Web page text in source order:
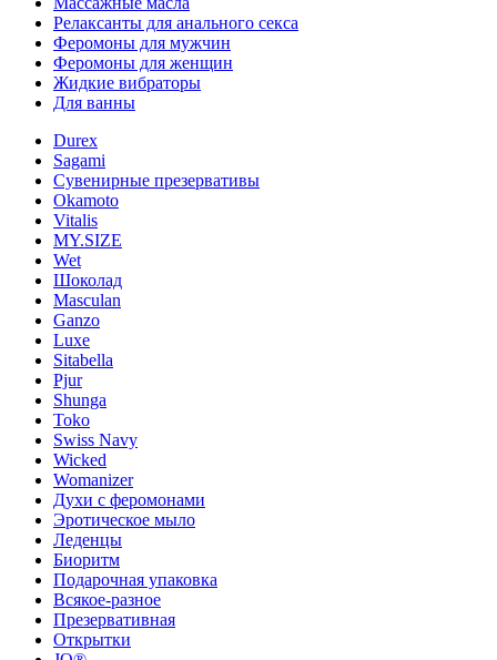
Релаксанты для анального секса
Феромоны для мужчин
Феромоны для женщин
Жидкие вибраторы
Для ванны
Durex
Sagami
Сувенирные презервативы
Okamoto
Vitalis
MY.SIZE
Wet
Шоколад
Masculan
Ganzo
Luxe
Sitabella
Pjur
Shunga
Toko
Swiss Navy
Wicked
Womanizer
Духи с феромонами
Эротическое мыло
Леденцы
Биоритм
Подарочная упаковка
Всякое-разное
Презервативная
Открытки